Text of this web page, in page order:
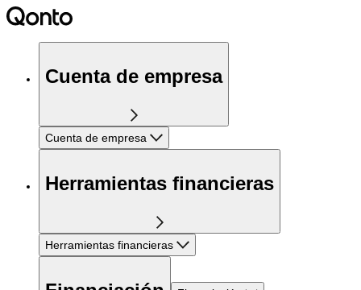
Cuenta de empresa
Cuenta de empresa
Herramientas financieras
Herramientas financieras